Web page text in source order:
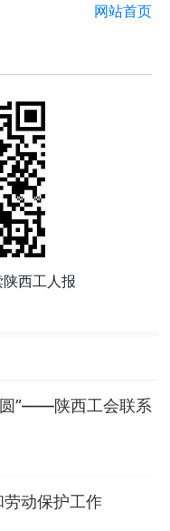
网站首页
西工人报
圆”——陕西工会联系
动保护工作